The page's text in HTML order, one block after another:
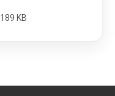
189 KB